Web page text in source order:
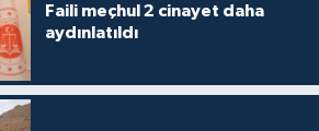
Faili meçhul 2 cinayet daha
aydınlatıldı